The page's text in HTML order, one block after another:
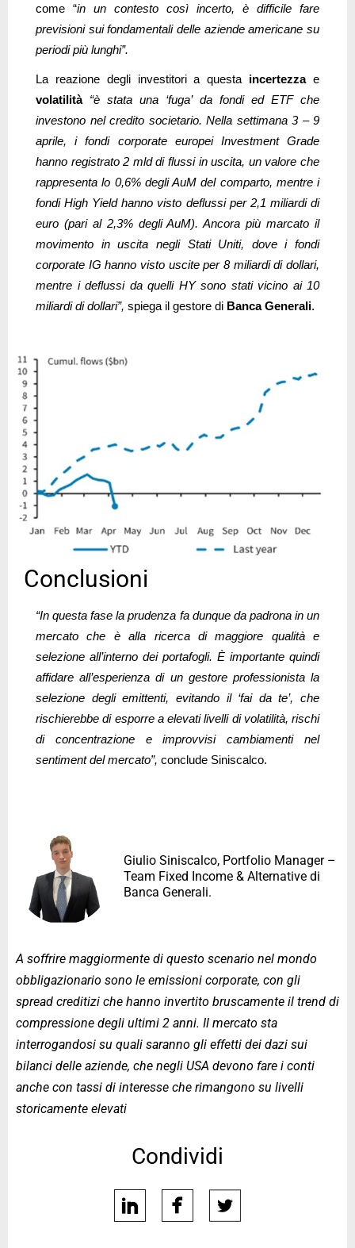
come “in un contesto così incerto, è difficile fare
previsioni sui fondamentali delle aziende americane su
periodi più lunghi”.
La reazione degli investitori a questa incertezzae
volatilità“è stata una ‘fuga’ da fondi ed ETF che
investono nel credito societario. Nella settimana 3 – 9
aprile, i fondi corporate europei Investment Grade
hanno registrato 2 mld di flussi in uscita, un valore che
rappresenta lo 0,6% degli AuM del comparto, mentre i
fondi High Yield hanno visto deflussi per 2,1 miliardi di
euro (pari al 2,3% degli AuM). Ancora più marcato il
movimento in uscita negli Stati Uniti, dove i fondi
corporate IG hanno visto uscite per 8 miliardi di dollari,
mentre i deflussi da quelli HY sono stati vicino ai 10
miliardi di dollari”, spiega il gestore di Banca Generali.
Conclusioni
“In questa fase la prudenza fa dunque da padrona in un
mercato che è alla ricerca di maggiore qualità e
selezione all’interno dei portafogli. È importante quindi
affidare all’esperienza di un gestore professionista la
selezione degli emittenti, evitando il ‘fai da te’, che
rischierebbe di esporre a elevati livelli di volatilità, rischi
di concentrazione e improvvisi cambiamenti nel
sentiment del mercato”, conclude Siniscalco.
Giulio Siniscalco, Portfolio Manager –
Team Fixed Income & Alternative di
Banca Generali.
A soffrire maggiormente di questo scenario nel mondo
obbligazionario sono le emissioni corporate, con gli
spread creditizi che hanno invertito bruscamente il trend di
compressione degli ultimi 2 anni. Il mercato sta
interrogandosi su quali saranno gli effetti dei dazi sui
bilanci delle aziende, che negli USA devono fare i conti
anche con tassi di interesse che rimangono su livelli
storicamente elevati
Condividi
linkedinfacebook